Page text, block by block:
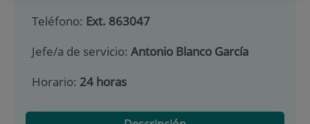
Teléfono: Ext. 863047
Jefe/a de servicio: Antonio Blanco García
Horario: 24 horas